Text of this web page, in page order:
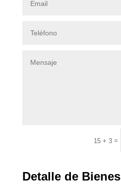
15 + 3 =
Detalle de Bienes